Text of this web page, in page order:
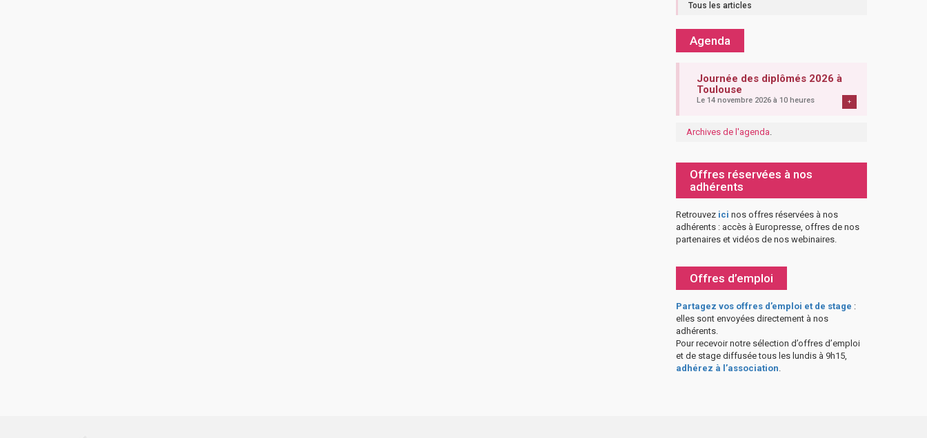
Tous les articles
Agenda
Journée des diplômés 2026 à
Toulouse
Le 14 novembre 2026 à 10 heures +
Archives de l'agenda.
Offres réservées à nos
adhérents
Retrouvez ici nos offres réservées à nos
adhérents : accès à Europresse, offres de nos
partenaires et vidéos de nos webinaires.
Offres d’emploi
Partagez vos offres d’emploi et de stage :
elles sont envoyées directement à nos
adhérents.
Pour recevoir notre sélection d’offres d’emploi
et de stage diffusée tous les lundis à 9h15,
adhérez à l’association.